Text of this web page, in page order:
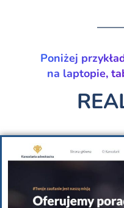
Poniżej
na laptopie,